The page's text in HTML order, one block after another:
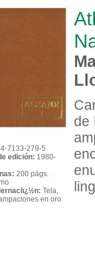
7133-279-5
edición: 1980-
200 págs.
Tela,
en oro
de